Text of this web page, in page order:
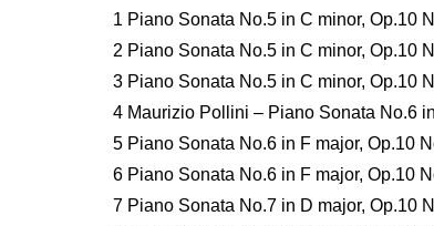
1 Piano Sonata No.5 in C minor, Op.10
2 Piano Sonata No.5 in C minor, Op.10
3 Piano Sonata No.5 in C minor, Op.10
4 Maurizio Pollini – Piano Sonata No.6
5 Piano Sonata No.6 in F major, Op.10
6 Piano Sonata No.6 in F major, Op.10
7 Piano Sonata No.7 in D major, Op.10